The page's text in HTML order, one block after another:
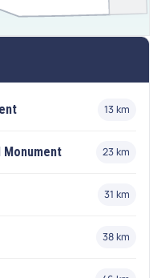
13 km
23 km
31 km
38 km